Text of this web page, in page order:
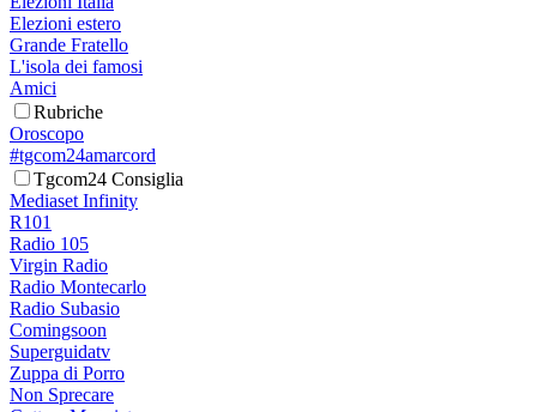
Elezioni estero
Grande Fratello
L'isola dei famosi
Amici
Rubriche
Oroscopo
#tgcom24amarcord
Tgcom24 Consiglia
Mediaset Infinity
R101
Radio 105
Virgin Radio
Radio Montecarlo
Radio Subasio
Comingsoon
Superguidatv
Zuppa di Porro
Non Sprecare